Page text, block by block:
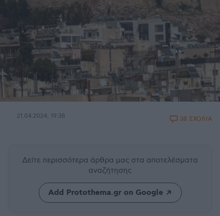
21.04.2024, 19:38 38 ΣΧΟΛΙΑ
Δείτε περισσότερα άρθρα μας στα αποτελέσματα
αναζήτησης
Add Protothema.gr on Google